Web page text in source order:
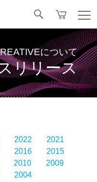
について
リリース
2022
2021
2016
2015
2010
2009
2004